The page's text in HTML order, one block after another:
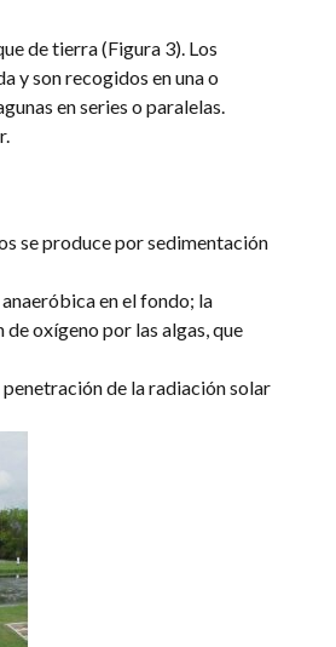
de tierra (Figura 3). Los
y son recogidos en una o
en series o paralelas.
se produce por sedimentación
en el fondo; la
oxígeno por las algas, que
de la radiación solar